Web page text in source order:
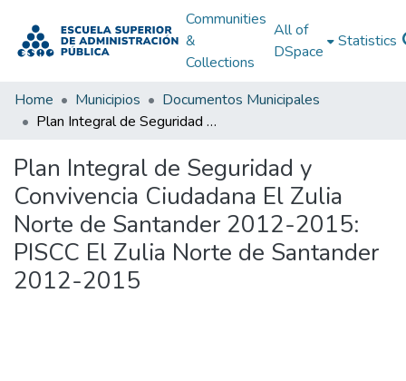
Communities
&
Collections
All of
DSpace
Statistics
Home Municipios
Documentos Municipales
Plan Integral de Seguridad y Convivencia Ciudadana El Zulia Norte de Santander 2012-2015: PISCC El Zulia Norte de Santander 2012-2015
Plan Integral de Seguridad y
Convivencia Ciudadana El Zulia
Norte de Santander 2012-2015:
PISCC El Zulia Norte de Santander
2012-2015